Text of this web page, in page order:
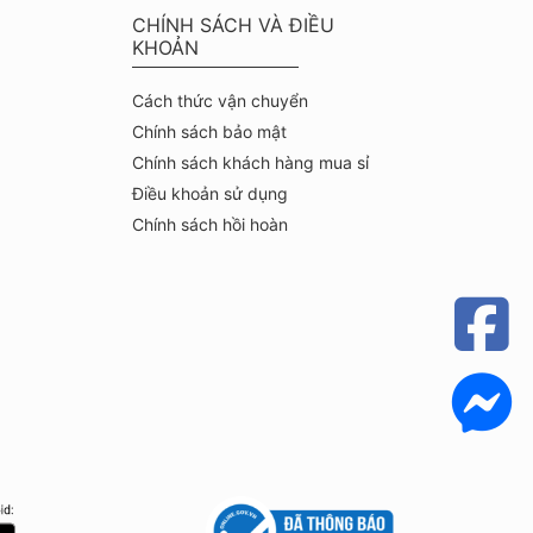
CHÍNH SÁCH VÀ ĐIỀU
KHOẢN
Cách thức vận chuyển
Chính sách bảo mật
Chính sách khách hàng mua sỉ
Điều khoản sử dụng
Chính sách hồi hoàn